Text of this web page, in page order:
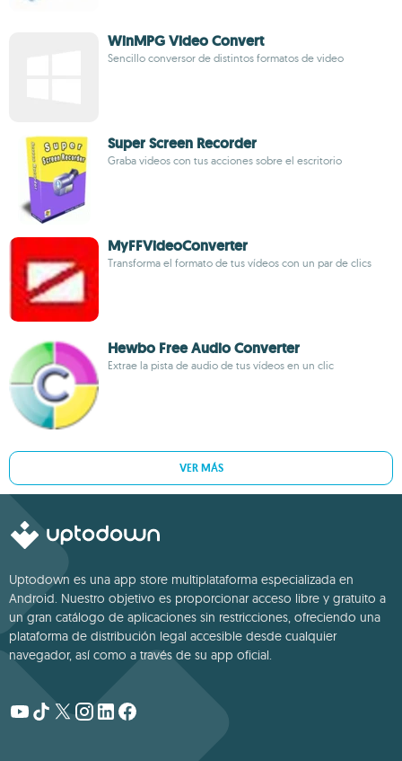
WinMPG Video Convert
Sencillo conversor de distintos formatos de video
Super Screen Recorder
Graba videos con tus acciones sobre el escritorio
MyFFVideoConverter
Transforma el formato de tus vídeos con un par de clics
Hewbo Free Audio Converter
Extrae la pista de audio de tus vídeos en un clic
VER MÁS
Uptodown es una app store multiplataforma especializada en
Android. Nuestro objetivo es proporcionar acceso libre y gratuito a
un gran catálogo de aplicaciones sin restricciones, ofreciendo una
plataforma de distribución legal accesible desde cualquier
navegador, así como a través de su app oficial.